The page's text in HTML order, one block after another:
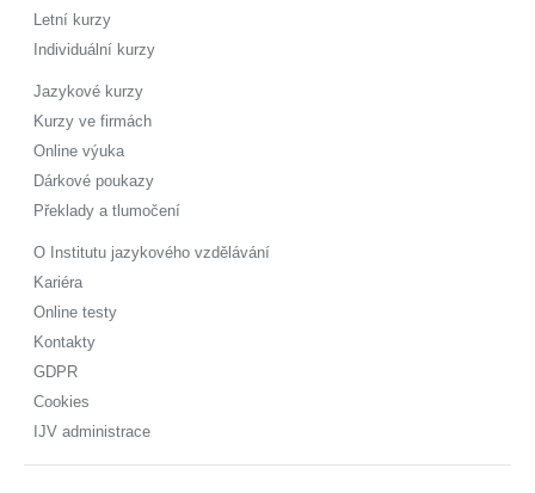
Letní kurzy
Individuální kurzy
Jazykové kurzy
Kurzy ve firmách
Online výuka
Dárkové poukazy
Překlady a tlumočení
O Institutu jazykového vzdělávání
Kariéra
Online testy
Kontakty
GDPR
Cookies
IJV administrace